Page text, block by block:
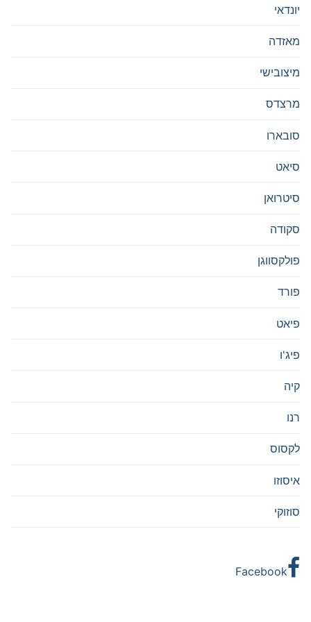
יונדאי
מאזדה
מיצובישי
מרצדס
סובארו
סיאט
סיטרואן
סקודה
פולקסווגן
פורד
פיאט
פיג'ו
קיה
רנו
לקסוס
איסוזו
סוזוקי
Facebook